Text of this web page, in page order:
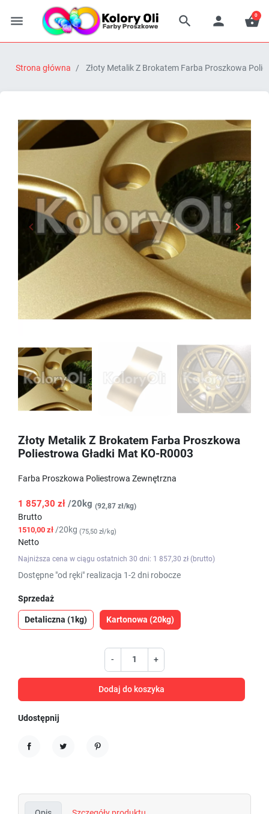
   
0
Strona główna Złoty Metalik Z Brokatem Farba Proszkowa
Poprzedni
 
Złoty Metalik Z Brokatem Farba Proszkowa
Poliestrowa Gładki Mat KO-R0003
Farba Proszkowa Poliestrowa Zewnętrzna
1 857,30 zł /20kg (92,87 zł/kg)
Brutto
1510,00 zł /20kg (75,50 zł/kg)
Netto
Najniższa cena w ciągu ostatnich 30 dni: 1 857,30 zł (brutto)
Dostępne "od ręki" realizacja 1-2 dni robocze
Sprzedaż
Detaliczna (1kg) Kartonowa (20kg)
- +
Dodaj do koszyka
Udostępnij